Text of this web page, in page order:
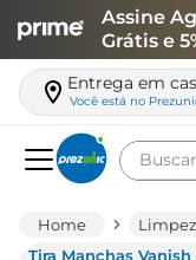
Assine
Grátis e
Entrega em
Você está no
Buscar
Tira Manchas